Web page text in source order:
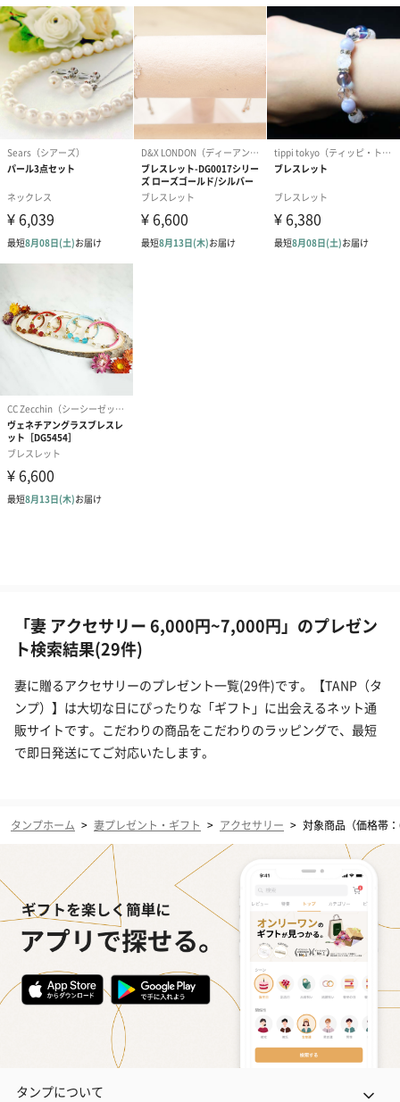
「妻 アクセサリー 6,000円~7,000円」のプレゼン
ト検索結果(29件)
妻に贈るアクセサリーのプレゼント一覧(29件)です。【TANP（タ
ンプ）】は大切な日にぴったりな「ギフト」に出会えるネット通
販サイトです。こだわりの商品をこだわりのラッピングで、最短
で即日発送にてご対応いたします。
タンプホーム > 妻プレゼント・ギフト > アクセサリー > 対象商品（価格帯
タンプについて